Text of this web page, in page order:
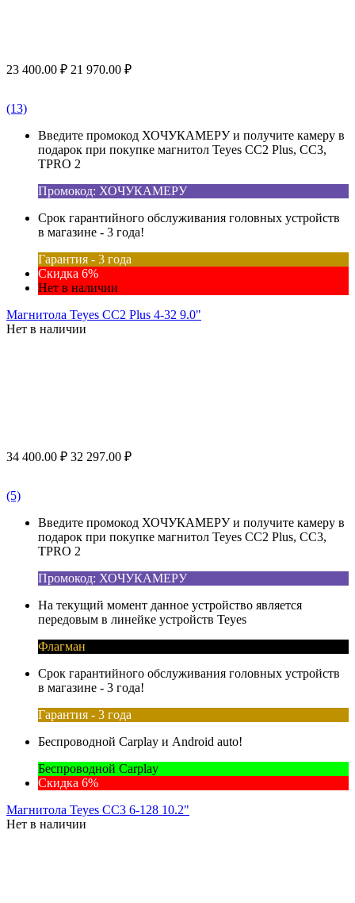
23 400.00 ₽ 21 970.00 ₽
(13)
Введите промокод ХОЧУКАМЕРУ и получите камеру в
подарок при покупке магнитол Teyes CC2 Plus, CC3,
TPRO 2
Промокод: ХОЧУКАМЕРУ
Срок гарантийного обслуживания головных устройств
в магазине - 3 года!
Гарантия - 3 года
Скидка 6%
Нет в наличии
Магнитола Teyes CC2 Plus 4-32 9.0"
Нет в наличии
34 400.00 ₽ 32 297.00 ₽
(5)
Введите промокод ХОЧУКАМЕРУ и получите камеру в
подарок при покупке магнитол Teyes CC2 Plus, CC3,
TPRO 2
Промокод: ХОЧУКАМЕРУ
На текущий момент данное устройство является
передовым в линейке устройств Teyes
Флагман
Срок гарантийного обслуживания головных устройств
в магазине - 3 года!
Гарантия - 3 года
Беспроводной Carplay и Android auto!
Беспроводной Carplay
Скидка 6%
Магнитола Teyes CC3 6-128 10.2"
Нет в наличии